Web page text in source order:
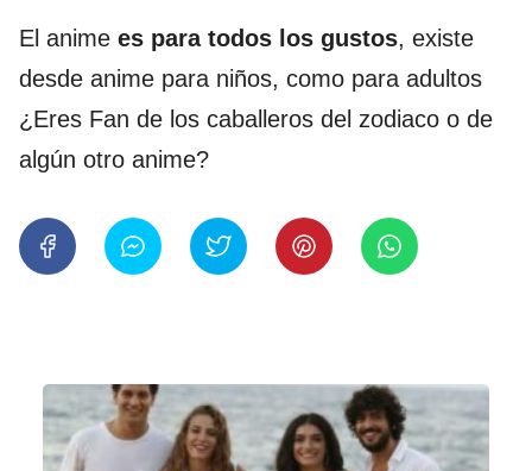
El anime es para todos los gustos, existe
desde anime para niños, como para adultos
¿Eres Fan de los caballeros del zodiaco o de
algún otro anime?